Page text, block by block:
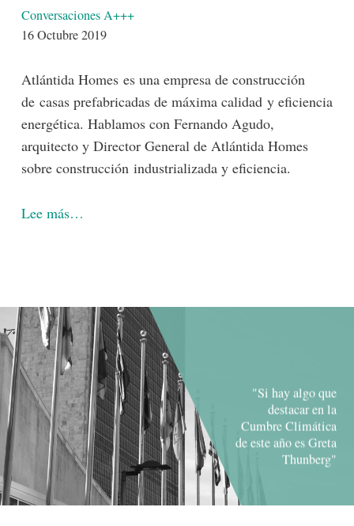
DetallesConversaciones A+++
16 Octubre 2019
Atlántida Homes es una empresa de construcción
de casas prefabricadas de máxima calidad y eficiencia
energética. Hablamos con Fernando Agudo,
arquitecto y Director General de Atlántida Homes
sobre construcción industrializada y eficiencia.
Lee más…
"Si hay algo que
destacar en la
Cumbre Climática
de este año es Greta
Thunberg"